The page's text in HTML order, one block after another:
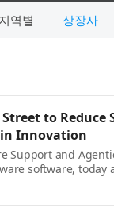
지역별 상장사
to Reduce
in Innovation
Support and
software,